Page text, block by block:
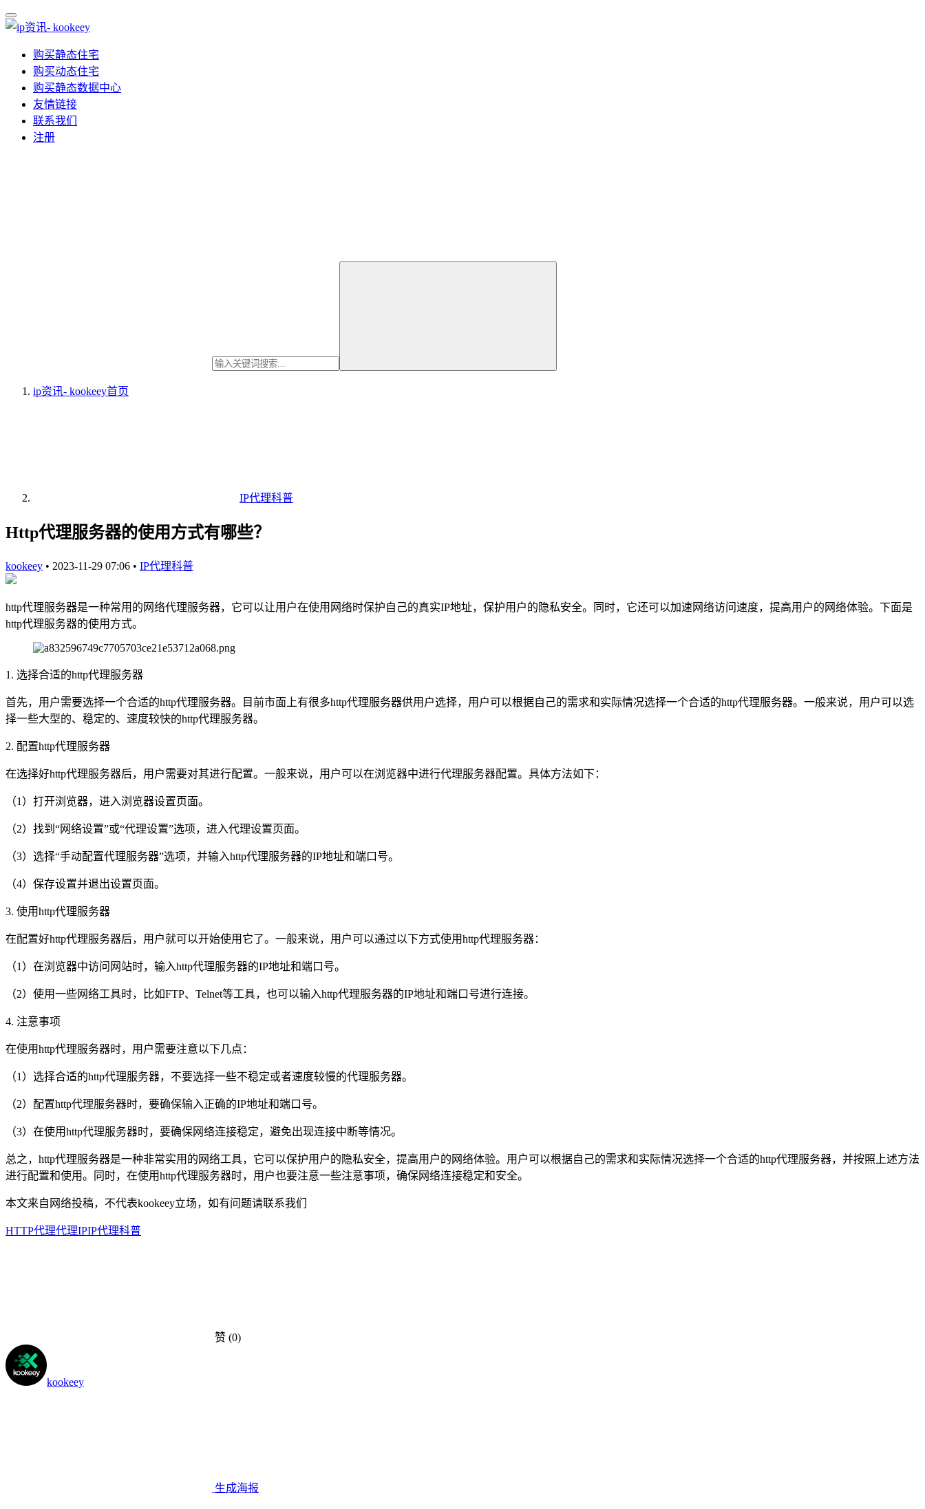
购买静态住宅
购买动态住宅
购买静态数据中心
友情链接
联系我们
注册
ip资讯- kookeey首页
IP代理科普
Http代理服务器的使用方式有哪些？
kookeey • 2023-11-29 07:06 • IP代理科普
http代理服务器是一种常用的网络代理服务器，它可以让用户在使用网络时保护自己的真实IP地址，保护用户的隐私安全。同时，它还可以加速网络访问速度，提高用户的网络体验。下面是
http代理服务器的使用方式。
1. 选择合适的http代理服务器
首先，用户需要选择一个合适的http代理服务器。目前市面上有很多http代理服务器供用户选择，用户可以根据自己的需求和实际情况选择一个合适的http代理服务器。一般来说，用户可以选
择一些大型的、稳定的、速度较快的http代理服务器。
2. 配置http代理服务器
在选择好http代理服务器后，用户需要对其进行配置。一般来说，用户可以在浏览器中进行代理服务器配置。具体方法如下：
（1）打开浏览器，进入浏览器设置页面。
（2）找到“网络设置”或“代理设置”选项，进入代理设置页面。
（3）选择“手动配置代理服务器”选项，并输入http代理服务器的IP地址和端口号。
（4）保存设置并退出设置页面。
3. 使用http代理服务器
在配置好http代理服务器后，用户就可以开始使用它了。一般来说，用户可以通过以下方式使用http代理服务器：
（1）在浏览器中访问网站时，输入http代理服务器的IP地址和端口号。
（2）使用一些网络工具时，比如FTP、Telnet等工具，也可以输入http代理服务器的IP地址和端口号进行连接。
4. 注意事项
在使用http代理服务器时，用户需要注意以下几点：
（1）选择合适的http代理服务器，不要选择一些不稳定或者速度较慢的代理服务器。
（2）配置http代理服务器时，要确保输入正确的IP地址和端口号。
（3）在使用http代理服务器时，要确保网络连接稳定，避免出现连接中断等情况。
总之，http代理服务器是一种非常实用的网络工具，它可以保护用户的隐私安全，提高用户的网络体验。用户可以根据自己的需求和实际情况选择一个合适的http代理服务器，并按照上述方法
进行配置和使用。同时，在使用http代理服务器时，用户也要注意一些注意事项，确保网络连接稳定和安全。
本文来自网络投稿，不代表kookeey立场，如有问题请联系我们
HTTP代理代理IPIP代理科普
赞 (0)
kookeey
生成海报